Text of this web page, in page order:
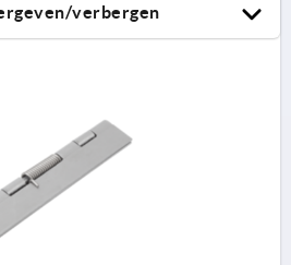
verbergen